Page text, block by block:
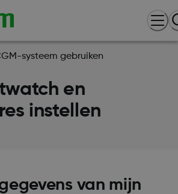
systeem gebruiken
en
instellen
van mijn